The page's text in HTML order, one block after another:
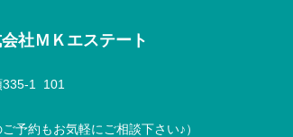
社ＭＫエステート
335-1 101
予約もお気軽にご相談下さい♪）